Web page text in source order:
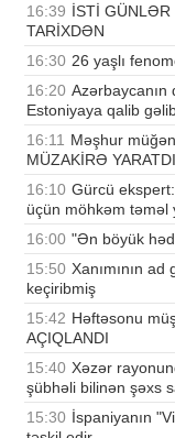
16:39 İSTİ GÜNLƏR
TARİXDƏN
16:30 26 yaşlı
16:20 Azərbaycanın
Estoniyaya qalib
16:11 Məşhur
MÜZAKİRƏ
16:10 Gürcü
üçün möhkəm təməl
16:00 "Ən böyük
15:50 Xanımının
keçiribmiş
15:42 Həftəsonu
AÇIQLANDI
15:40 Xəzər
şübhəli bilinən şəxs
15:30 İspaniyanın